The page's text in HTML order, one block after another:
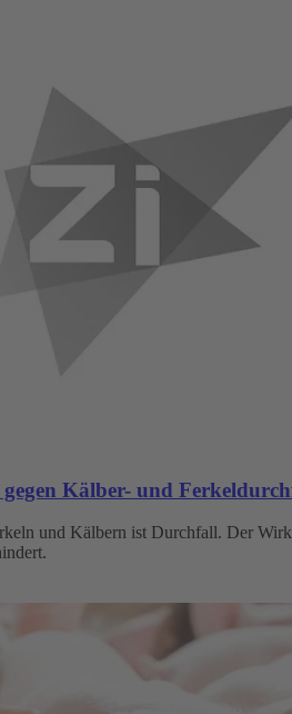
Kälber- und
und Kälbern ist Durchfall. Der